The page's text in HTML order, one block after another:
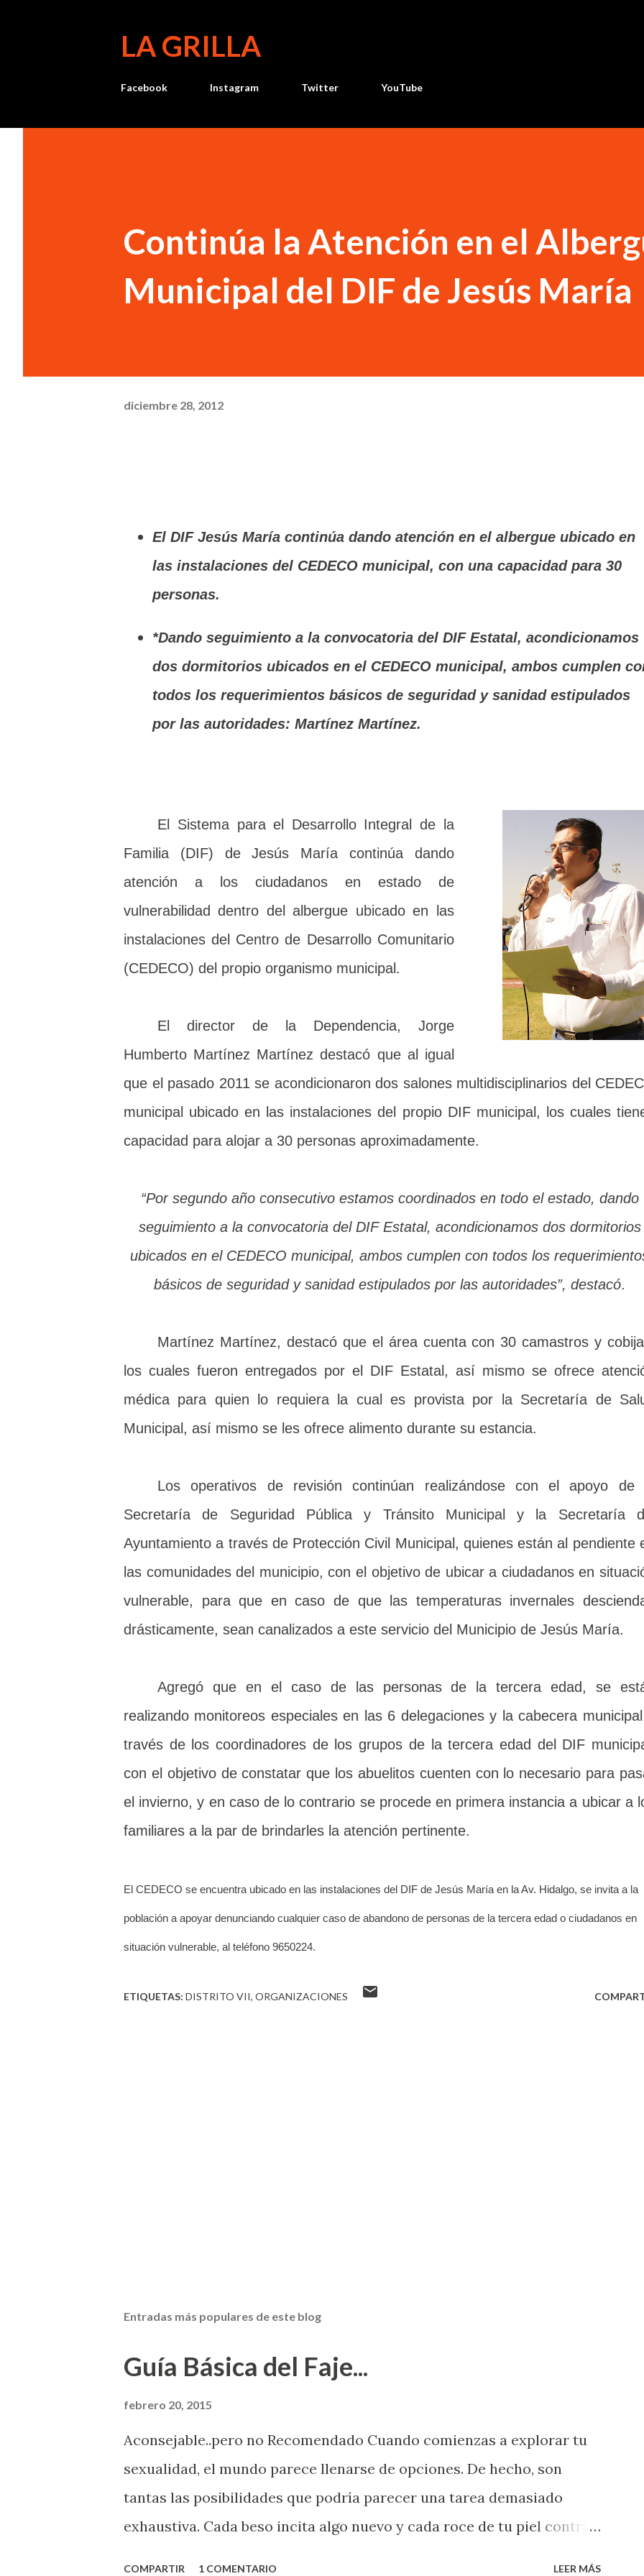
LA GRILLA
Facebook Instagram Twitter YouTube
Continúa la Atención en el
Municipal del DIF de Jesús María
diciembre 28, 2012
El DIF Jesús María continúa dando atención en el albergue ubicado en
las instalaciones del CEDECO municipal, con una capacidad para 30
personas.
*Dando seguimiento a la convocatoria del DIF Estatal, acondicionamos
dos dormitorios ubicados en el CEDECO municipal, ambos cumplen
todos los requerimientos básicos de seguridad y sanidad estipulados
por las autoridades: Martínez Martínez.
El Sistema para el Desarrollo Integral de la
Familia (DIF) de Jesús María continúa dando
atención a los ciudadanos en estado de
vulnerabilidad dentro del albergue ubicado en las
instalaciones del Centro de Desarrollo Comunitario
(CEDECO) del propio organismo municipal.
El director de la Dependencia, Jorge
Humberto Martínez Martínez destacó que al igual
que el pasado 2011 se acondicionaron dos salones multidisciplinarios del
municipal ubicado en las instalaciones del propio DIF municipal, los cuales
capacidad para alojar a 30 personas aproximadamente.
“Por segundo año consecutivo estamos coordinados en todo el estado, dando
seguimiento a la convocatoria del DIF Estatal, acondicionamos dos dormitorios
ubicados en el CEDECO municipal, ambos cumplen con todos los
básicos de seguridad y sanidad estipulados por las autoridades”, destacó.
Martínez Martínez, destacó que el área cuenta con 30 camastros y
los cuales fueron entregados por el DIF Estatal, así mismo se ofrece
médica para quien lo requiera la cual es provista por la Secretaría de
Municipal, así mismo se les ofrece alimento durante su estancia.
Los operativos de revisión continúan realizándose con el apoyo de
Secretaría de Seguridad Pública y Tránsito Municipal y la Secretaría
Ayuntamiento a través de Protección Civil Municipal, quienes están al pendiente
las comunidades del municipio, con el objetivo de ubicar a ciudadanos en
vulnerable, para que en caso de que las temperaturas invernales
drásticamente, sean canalizados a este servicio del Municipio de Jesús María.
Agregó que en el caso de las personas de la tercera edad, se
realizando monitoreos especiales en las 6 delegaciones y la cabecera
través de los coordinadores de los grupos de la tercera edad del DIF
con el objetivo de constatar que los abuelitos cuenten con lo necesario para
el invierno, y en caso de lo contrario se procede en primera instancia a ubicar a
familiares a la par de brindarles la atención pertinente.
El CEDECO se encuentra ubicado en las instalaciones del DIF de Jesús María en la Av. Hidalgo, se invita a la
población a apoyar denunciando cualquier caso de abandono de personas de la tercera edad o ciudadanos en
situación vulnerable, al teléfono 9650224.
ETIQUETAS: DISTRITO VII ORGANIZACIONES
Entradas más populares de este blog
Guía Básica del Faje...
febrero 20, 2015
Aconsejable..pero no Recomendado Cuando comienzas a explorar tu
sexualidad, el mundo parece llenarse de opciones. De hecho, son
tantas las posibilidades que podría parecer una tarea demasiado
exhaustiva. Cada beso incita algo nuevo y cada roce de tu piel contra
COMPARTIR 1 COMENTARIO LEER MÁS